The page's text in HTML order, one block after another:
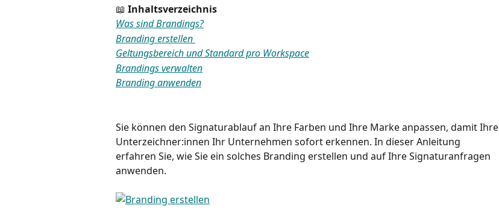
📖 Inhaltsverzeichnis
Was sind Brandings?
Branding erstellen
Geltungsbereich und Standard pro Workspace
Brandings verwalten
Branding anwenden
Sie können den Signaturablauf an Ihre Farben und Ihre Marke anpassen, damit Ihre
Unterzeichner:innen Ihr Unternehmen sofort erkennen. In dieser Anleitung
erfahren Sie, wie Sie ein solches Branding erstellen und auf Ihre Signaturanfragen
anwenden.